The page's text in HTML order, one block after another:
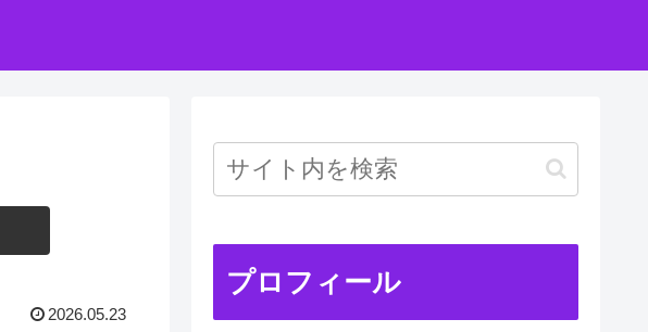
2026.05.23
プロフィール